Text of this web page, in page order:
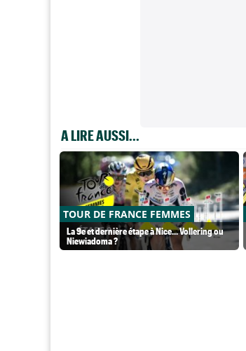
A LIRE AUSSI...
TOUR DE FRANCE FEMMES
La 9e et dernière étape à Nice... Vollering ou
Niewiadoma ?